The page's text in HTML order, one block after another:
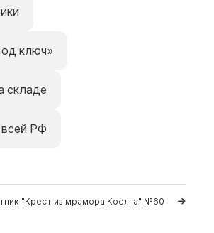
ключ»
складе
РФ
"Крест из мрамора Коелга" №60